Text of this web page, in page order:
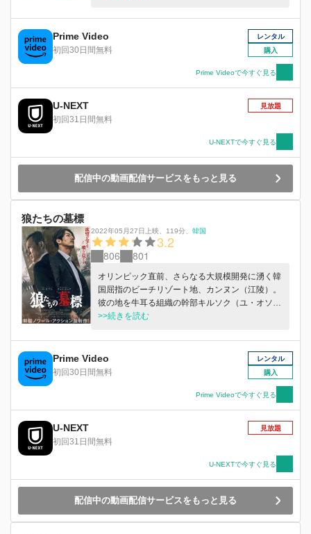
を削っていた。一方、クアムに目を付けたヨンド
派は、ヒスと共に施設で過ごした親友チョルジン
を使い、ヒスを懐柔しようとしていた。しかし、
ヤクザ稼業に嫌気がさしていたヒスの望みは、ク
アムでのし上がっていくでもなく、ヨンド派で金
を稼ぐのでもなく、施設時代からの恋人インスク
と一緒に、巨済島でペンションをやりながら暮ら
すことだった。そして、ヒスはソンの元を訪れ組
織を抜けたいと告げるが―。
Prime Video
初回30日間無料
レンタル
購入
Prime Videoで今すぐ見る
U-NEXT
初回31日間無料
見放題
U-NEXTで今すぐ見る
配信中の動画配信サービスをもっと見る
狼たちの墓標
2022年05月27日上映、 119分、 韓国
3.2
806 801
オリンピック直前、さらなる大規模開発に湧く韓
国屈指のビーチリゾート地、カンヌン（江陵）。
彼の地を牛耳る組織の幹部キルソク（ユ・オソ
ン）は、安易な暴力に頼ることなく秩序と義理を
マ性で町に安定をもたらしてきた。そんな彼の前
に、巨大な開発利権を狙う新たな勢力が現れる。
キルソクの前に立ちはだかるのは、目的のためな
らば手段を選ばない非情な男ミンソク（チャン・
ヒョク）。２人の邂逅は、やがて２つの組織、そ
して警察をも巻き込み血で血を洗う凄惨な抗争へ
>>続きを読む
Prime Video
初回30日間無料
レンタル
購入
Prime Videoで今すぐ見る
U-NEXT
初回31日間無料
見放題
U-NEXTで今すぐ見る
配信中の動画配信サービスをもっと見る